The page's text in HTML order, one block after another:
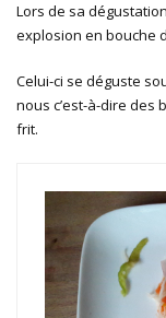
Lors de sa
explosion en bouche
Celui-ci se déguste
nous c’est-à-dire des
frit.